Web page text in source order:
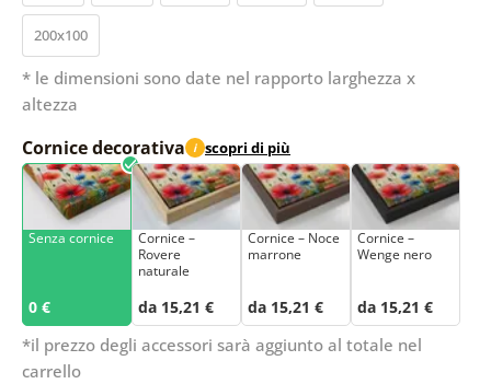
200x100
* le dimensioni sono date nel rapporto larghezza x
altezza
Cornice decorativa i scopri di più
Senza cornice
0 €
Cornice –
Rovere
naturale
da 15,21 €
Cornice – Noce
marrone
da 15,21 €
Cornice –
Wenge nero
da 15,21 €
*il prezzo degli accessori sarà aggiunto al totale nel
carrello